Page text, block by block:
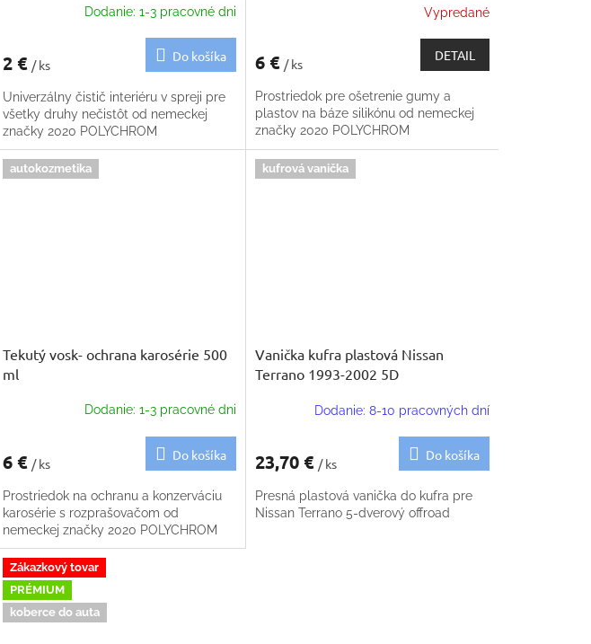
Dodanie: 1-3 pracovné dni
2 € / ks
Do košíka
Univerzálny čistič interiéru v spreji pre
všetky druhy nečistôt od nemeckej
značky 2020 POLYCHROM
Vypredané
6 € / ks
DETAIL
Prostriedok pre ošetrenie gumy a
plastov na báze silikónu od nemeckej
značky 2020 POLYCHROM
autokozmetika
Tekutý vosk- ochrana karosérie 500
ml
Dodanie: 1-3 pracovné dni
6 € / ks
Do košíka
Prostriedok na ochranu a konzerváciu
karosérie s rozprašovačom od
nemeckej značky 2020 POLYCHROM
kufrová vanička
Vanička kufra plastová Nissan
Terrano 1993-2002 5D
Dodanie: 8-10 pracovných dní
23,70 € / ks
Do košíka
Presná plastová vanička do kufra pre
Nissan Terrano 5-dverový offroad
Zákazkový tovar
PRÉMIUM
koberce do auta